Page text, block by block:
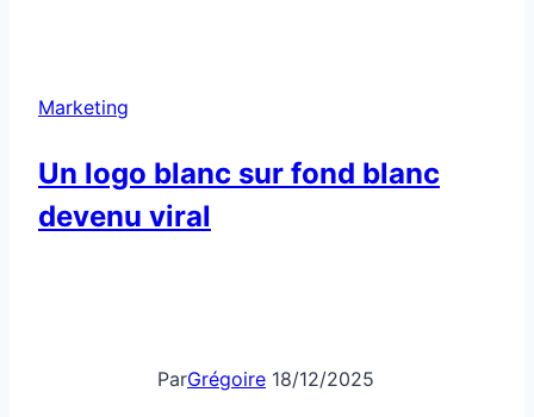
Marketing
Un logo blanc sur fond blanc
devenu viral
ParGrégoire 18/12/2025